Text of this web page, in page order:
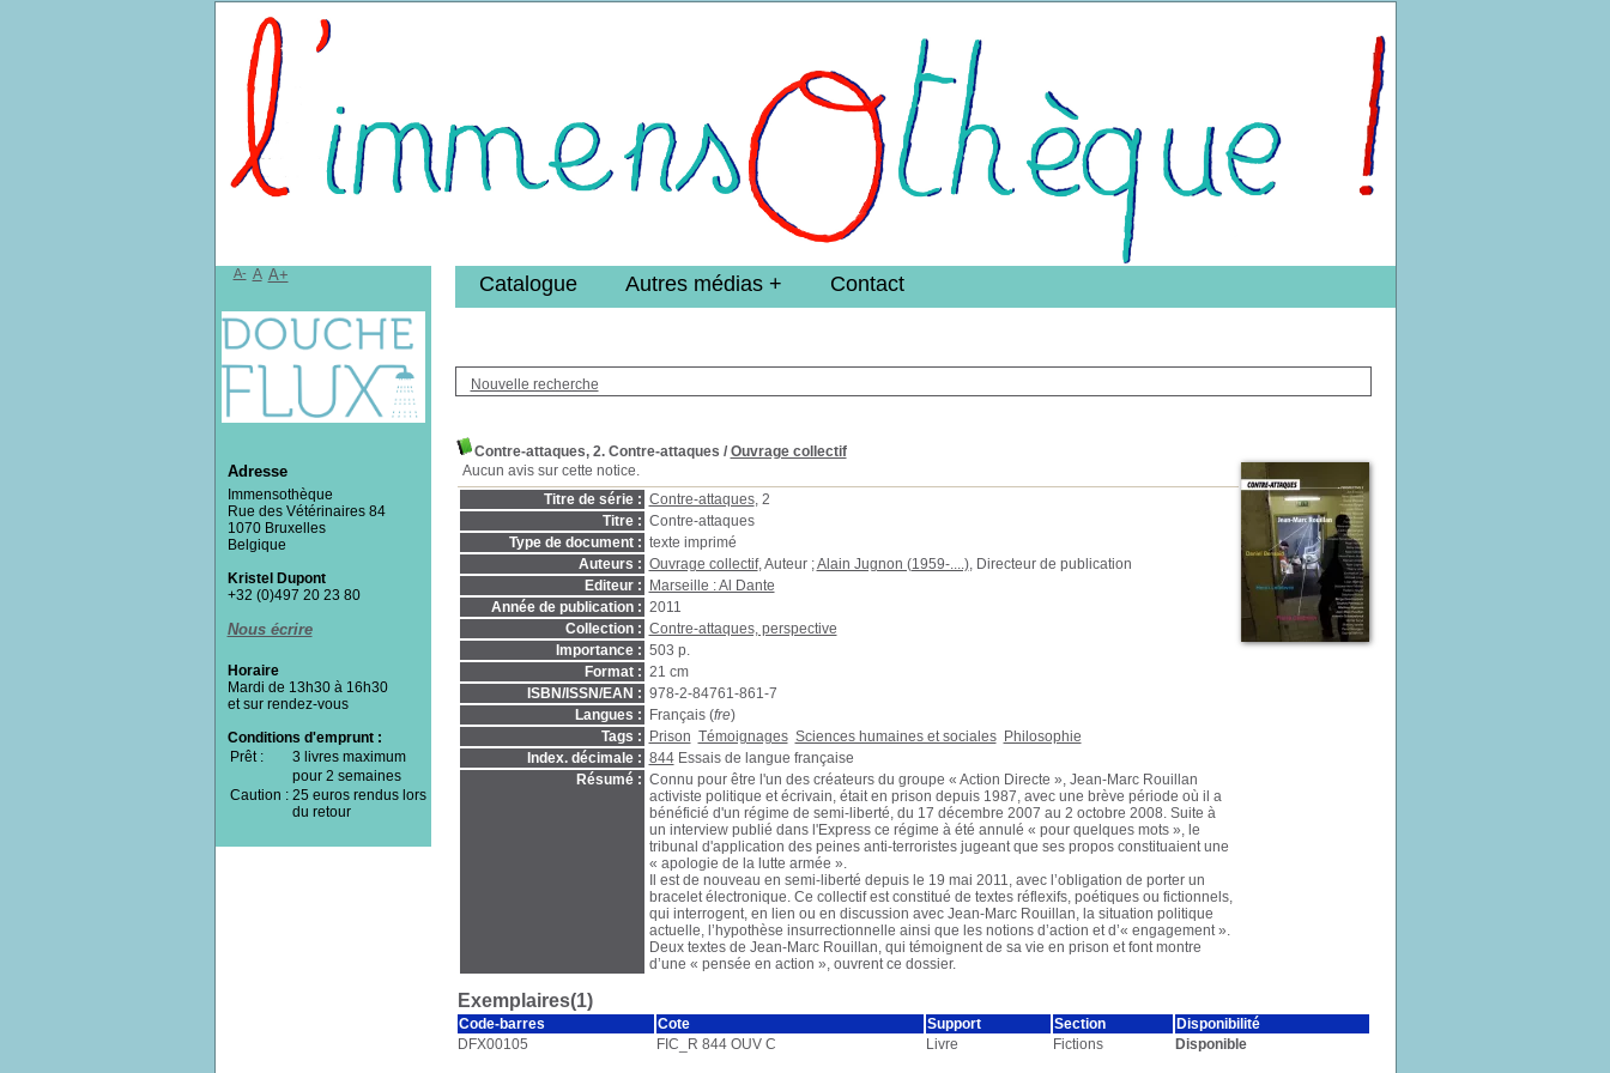
Nouvelle recherche
Contre-attaques, 2. Contre-attaques / Ouvrage collectif
Aucun avis sur cette notice.
Titre de série : Contre-attaques, 2
Titre : Contre-attaques
Type de document : texte imprimé
Auteurs : Ouvrage collectif, Auteur ;Alain Jugnon (1959-....), Directeur de publication
Editeur :
Marseille : Al Dante
Année de publication : 2011
Collection : Contre-attaques, perspective
Importance : 503 p.
Format : 21 cm
ISBN/ISSN/EAN : 978-2-84761-861-7
Langues :
Français (fre)
Tags :
Prison Témoignages Sciences humaines et sociales
Philosophie
Index. décimale : 844 Essais de langue française
Résumé : Connu pour être l'un des créateurs du groupe « Action Directe », Jean-Marc Rouillan
activiste politique et écrivain, était en prison depuis 1987, avec une brève période où il a
bénéficié d'un régime de semi-liberté, du 17 décembre 2007 au 2 octobre 2008. Suite à
un interview publié dans l'Express ce régime à été annulé « pour quelques mots », le
tribunal d'application des peines anti-terroristes jugeant que ses propos constituaient une
« apologie de la lutte armée ».
Il est de nouveau en semi-liberté depuis le 19 mai 2011, avec l’obligation de porter un
bracelet électronique. Ce collectif est constitué de textes réflexifs, poétiques ou fictionnels,
qui interrogent, en lien ou en discussion avec Jean-Marc Rouillan, la situation politique
actuelle, l’hypothèse insurrectionnelle ainsi que les notions d’action et d’« engagement ».
Deux textes de Jean-Marc Rouillan, qui témoignent de sa vie en prison et font montre
d’une « pensée en action », ouvrent ce dossier.
Exemplaires(1)
Code-barres Cote Support Section
Disponibilité
DFX00105
FIC_R 844 OUV C Livre Fictions Disponible
Catalogue Autres médias Contact
A- A A+
Adresse
Immensothèque
Rue des Vétérinaires 84
1070 Bruxelles
Belgique
Kristel Dupont
+32 (0)497 20 23 80
Nous écrire
Horaire
Mardi de 13h30 à 16h30
et sur rendez-vous
Conditions d'emprunt :
Prêt :
3 livres maximum
pour 2 semaines
Caution : 25 euros rendus lors
du retour